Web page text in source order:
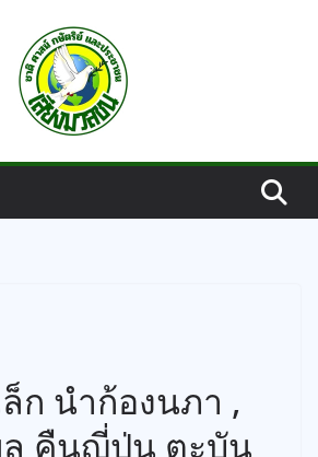
ก นำก้องนภา ,
คืนญี่ปุ่น ตะบัน